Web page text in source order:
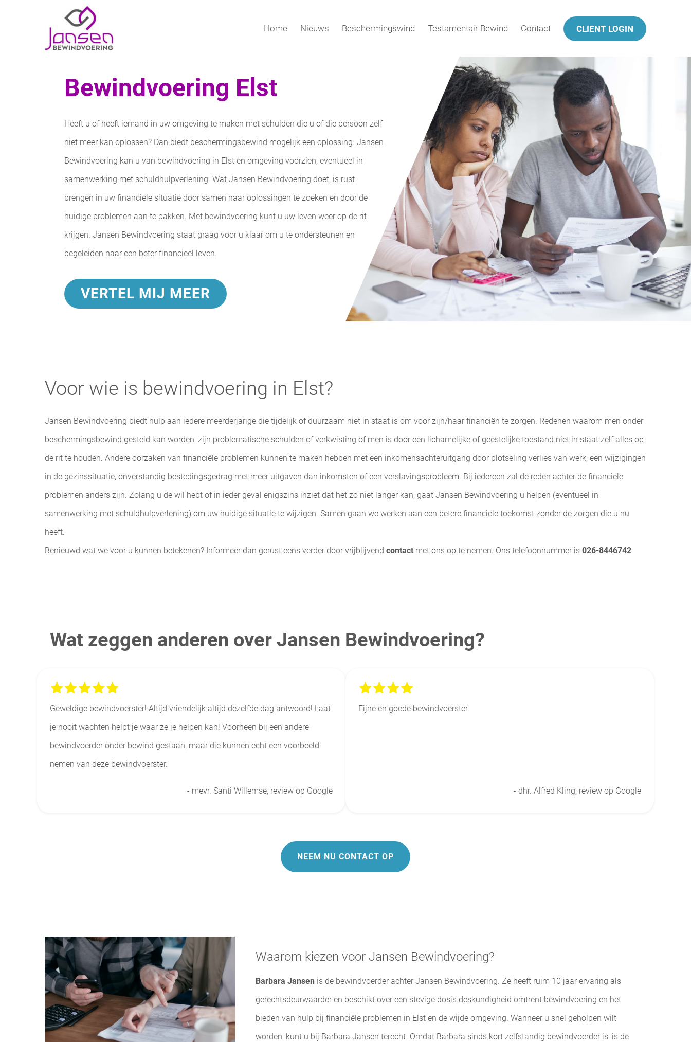
Home Nieuws Beschermingswind Testamentair Bewind Contact CLIENT LOGIN
Bewindvoering Elst
Heeft u of heeft iemand in uw omgeving te maken met schulden die u of die persoon zelf
niet meer kan oplossen? Dan biedt beschermingsbewind mogelijk een oplossing. Jansen
Bewindvoering kan u van bewindvoering in Elst en omgeving voorzien, eventueel in
samenwerking met schuldhulpverlening. Wat Jansen Bewindvoering doet, is rust
brengen in uw financiële situatie door samen naar oplossingen te zoeken en door de
huidige problemen aan te pakken. Met bewindvoering kunt u uw leven weer op de rit
krijgen. Jansen Bewindvoering staat graag voor u klaar om u te ondersteunen en
begeleiden naar een beter financieel leven.
VERTEL MIJ MEER
Voor wie is bewindvoering in Elst?
Jansen Bewindvoering biedt hulp aan iedere meerderjarige die tijdelijk of duurzaam niet in staat is om voor zijn/haar financiën te zorgen. Redenen waarom men onder
beschermingsbewind gesteld kan worden, zijn problematische schulden of verkwisting of men is door een lichamelijke of geestelijke toestand niet in staat zelf alles op
de rit te houden. Andere oorzaken van financiële problemen kunnen te maken hebben met een inkomensachteruitgang door plotseling verlies van werk, een wijzigingen
in de gezinssituatie, onverstandig bestedingsgedrag met meer uitgaven dan inkomsten of een verslavingsprobleem. Bij iedereen zal de reden achter de financiële
problemen anders zijn. Zolang u de wil hebt of in ieder geval enigszins inziet dat het zo niet langer kan, gaat Jansen Bewindvoering u helpen (eventueel in
samenwerking met schuldhulpverlening) om uw huidige situatie te wijzigen. Samen gaan we werken aan een betere financiële toekomst zonder de zorgen die u nu
heeft.
Benieuwd wat we voor u kunnen betekenen? Informeer dan gerust eens verder door vrijblijvend contact met ons op te nemen. Ons telefoonnummer is 026-8446742.
Wat zeggen anderen over Jansen Bewindvoering?
Geweldige bewindvoerster! Altijd vriendelijk altijd dezelfde dag antwoord! Laat
je nooit wachten helpt je waar ze je helpen kan! Voorheen bij een andere
bewindvoerder onder bewind gestaan, maar die kunnen echt een voorbeeld
nemen van deze bewindvoerster.
- mevr. Santi Willemse, review op Google
Fijne en goede bewindvoerster.
- dhr. Alfred Kling, review op Google
NEEM NU CONTACT OP
Waarom kiezen voor Jansen Bewindvoering?
Barbara Jansen is de bewindvoerder achter Jansen Bewindvoering. Ze heeft ruim 10 jaar ervaring als
gerechtsdeurwaarder en beschikt over een stevige dosis deskundigheid omtrent bewindvoering en het
bieden van hulp bij financiële problemen in Elst en de wijde omgeving. Wanneer u snel geholpen wilt
worden, kunt u bij Barbara Jansen terecht. Omdat Barbara sinds kort zelfstandig bewindvoerder is, is de